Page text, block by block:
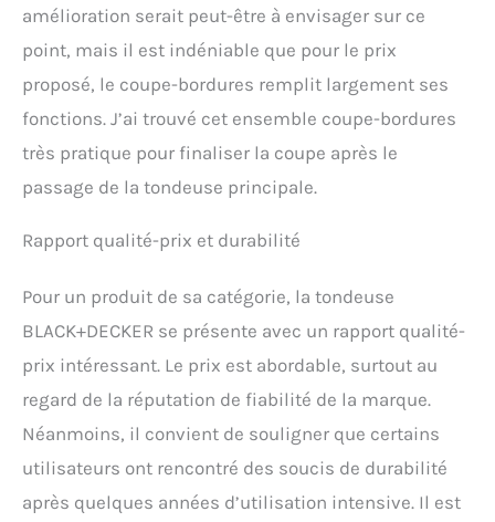
amélioration serait peut-être à envisager sur ce
point, mais il est indéniable que pour le prix
proposé, le coupe-bordures remplit largement ses
fonctions. J’ai trouvé cet ensemble coupe-bordures
très pratique pour finaliser la coupe après le
passage de la tondeuse principale.
Rapport qualité-prix et durabilité
Pour un produit de sa catégorie, la tondeuse
BLACK+DECKER se présente avec un rapport qualité-
prix intéressant. Le prix est abordable, surtout au
regard de la réputation de fiabilité de la marque.
Néanmoins, il convient de souligner que certains
utilisateurs ont rencontré des soucis de durabilité
après quelques années d’utilisation intensive. Il est